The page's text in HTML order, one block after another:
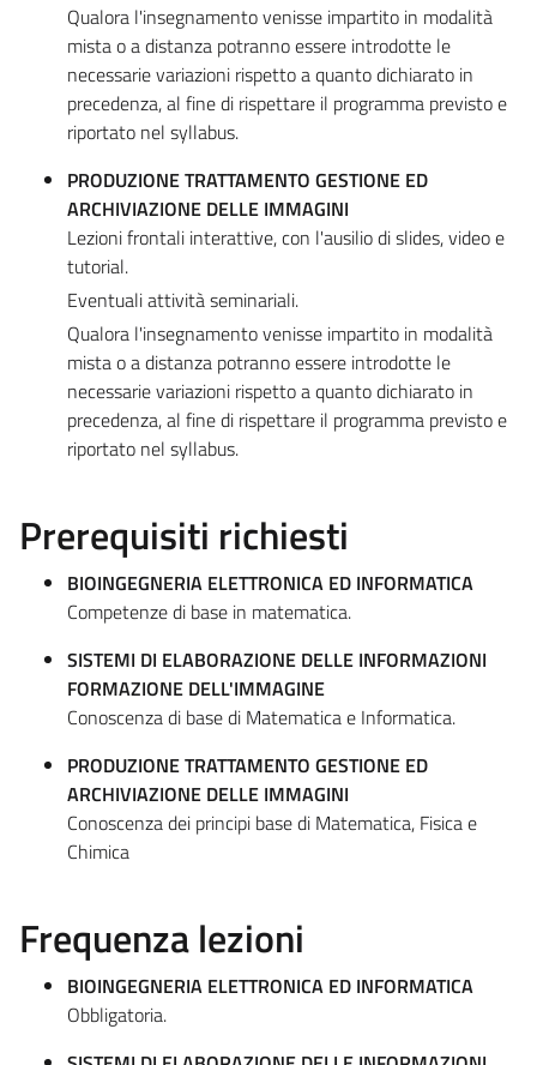
Qualora l'insegnamento venisse impartito in modalità
mista o a distanza potranno essere introdotte le
necessarie variazioni rispetto a quanto dichiarato in
precedenza, al fine di rispettare il programma previsto e
riportato nel syllabus.
PRODUZIONE TRATTAMENTO GESTIONE ED
ARCHIVIAZIONE DELLE IMMAGINI
Lezioni frontali interattive, con l'ausilio di slides, video e
tutorial.
Eventuali attività seminariali.
Qualora l'insegnamento venisse impartito in modalità
mista o a distanza potranno essere introdotte le
necessarie variazioni rispetto a quanto dichiarato in
precedenza, al fine di rispettare il programma previsto e
riportato nel syllabus.
Prerequisiti richiesti
BIOINGEGNERIA ELETTRONICA ED INFORMATICA
Competenze di base in matematica.
SISTEMI DI ELABORAZIONE DELLE INFORMAZIONI
FORMAZIONE DELL'IMMAGINE
Conoscenza di base di Matematica e Informatica.
PRODUZIONE TRATTAMENTO GESTIONE ED
ARCHIVIAZIONE DELLE IMMAGINI
Conoscenza dei principi base di Matematica, Fisica e
Chimica
Frequenza lezioni
BIOINGEGNERIA ELETTRONICA ED INFORMATICA
Obbligatoria.